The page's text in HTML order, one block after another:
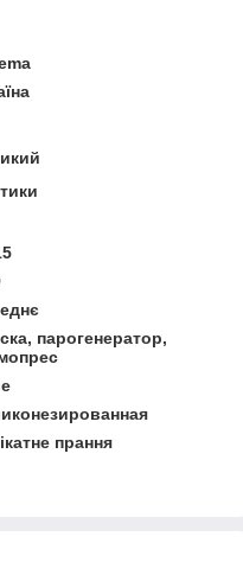
парогенератор,
прання